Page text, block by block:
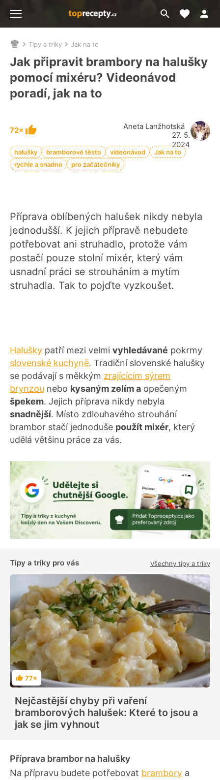
Přejít
na
Moje
Nacházíte
se
zde:
Tipy a triky Jak na to
Jak připravit brambory na halušky
pomocí mixéru? Videonávod
poradí, jak na to
72×
Aneta Lanžhotská
27. 5.
2024
halušky bramborové těsto videonávod
Jak na to
rychle a snadno
pro začátečníky
Příprava oblíbených halušek nikdy nebyla
jednodušší. K jejich přípravě nebudete
potřebovat ani struhadlo, protože vám
postačí pouze stolní mixér, který vám
usnadní práci se strouháním a mytím
struhadla. Tak to pojďte vyzkoušet.
Halušky patří mezi velmi vyhledávané pokrmy
slovenské kuchyně. Tradiční slovenské halušky
se podávají s měkkým zrajícícím sýrem
brynzou nebo kysaným zelím a opečeným
špekem. Jejich příprava nikdy nebyla
snadnější. Místo zdlouhavého strouhání
brambor stačí jednoduše použít mixér, který
udělá většinu práce za vás.
Tipy a triky pro vás Všechny tipy a triky
H
o
n
o
c
e
n
í
77×
Nejčastější chyby při vaření
bramborových halušek: Které to jsou a
jak se jim vyhnout
Příprava brambor na halušky
Na přípravu budete potřebovat brambory a